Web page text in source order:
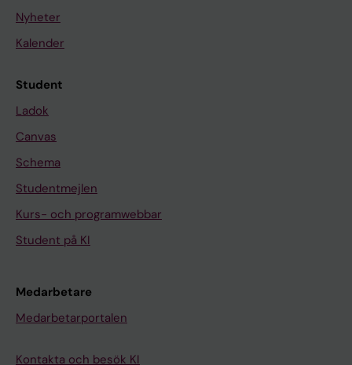
Nyheter
Kalender
Student
Ladok
Canvas
Schema
Studentmejlen
Kurs- och programwebbar
Student på KI
Medarbetare
Medarbetarportalen
Kontakta och besök KI